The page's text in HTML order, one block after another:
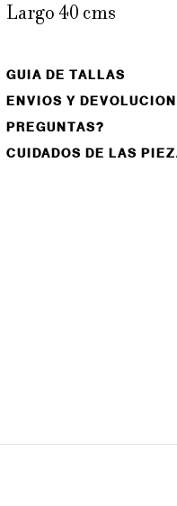
Largo 40 cms
GUIA DE TALLAS
ENVIOS Y
PREGUNTAS?
CUIDADOS DE LAS